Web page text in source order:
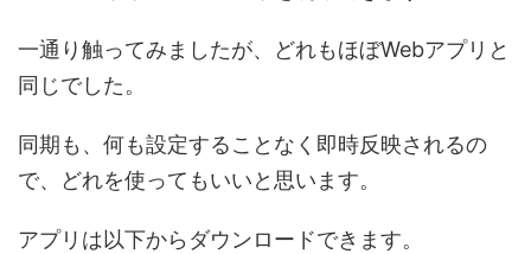
一通り触ってみましたが、どれもほぼWebアプリと
同じでした。
同期も、何も設定することなく即時反映されるの
で、どれを使ってもいいと思います。
アプリは以下からダウンロードできます。